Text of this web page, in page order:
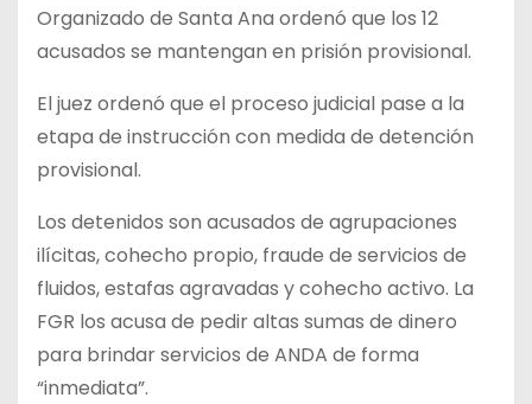
Organizado de Santa Ana ordenó que los 12
acusados se mantengan en prisión provisional.
El juez ordenó que el proceso judicial pase a la
etapa de instrucción con medida de detención
provisional.
Los detenidos son acusados de agrupaciones
ilícitas, cohecho propio, fraude de servicios de
fluidos, estafas agravadas y cohecho activo. La
FGR los acusa de pedir altas sumas de dinero
para brindar servicios de ANDA de forma
“inmediata”.